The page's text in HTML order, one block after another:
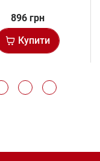
896 грн
Купити